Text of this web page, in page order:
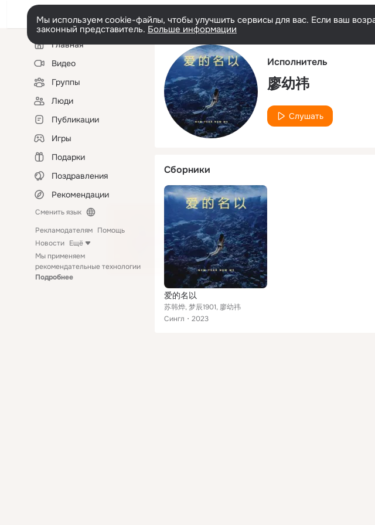
Мы используем cookie-файлы, чтобы улучшить сервисы для вас. Если ваш
законный представитель. Больше информации
Левая
колонкаГлавная
Видео
Группы
Люди
Публикации
Игры
Подарки
Поздравления
Рекомендации
Сменить язык
Рекламодателям Помощь
Новости Ещё
Мы применяем
рекомендательные технологии
Подробнее
Исполнитель
廖幼祎
Слушать
Сборники
爱的名以
苏韩烨, 梦辰1901, 廖幼祎
Сингл
2023